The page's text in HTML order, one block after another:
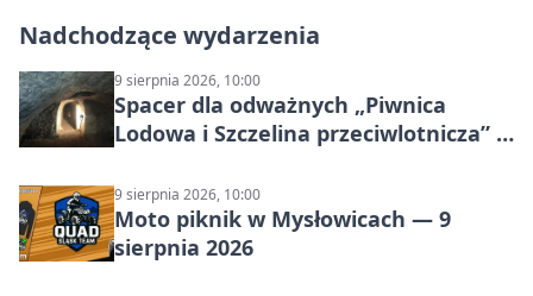
Nadchodzące wydarzenia
9 sierpnia 2026, 10:00
Spacer dla odważnych „Piwnica
Lodowa i Szczelina przeciwlotnicza” –
9 sierpnia 2026, 10:00
Moto piknik w Mysłowicach — 9
sierpnia 2026